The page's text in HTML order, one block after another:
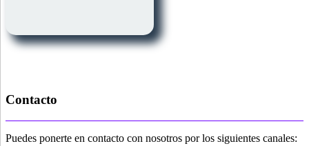
Las
opciones
de
Contacto
Puedes ponerte en contacto con nosotros por los siguientes canales: